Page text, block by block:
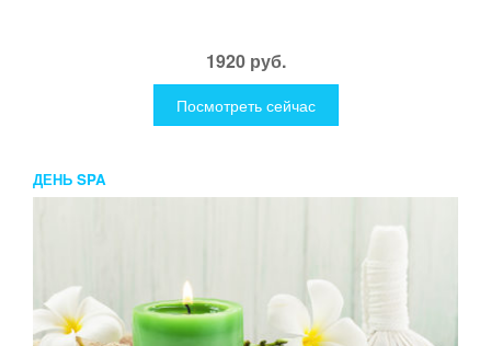
1920 руб.
Посмотреть сейчас
ДЕНЬ SPA